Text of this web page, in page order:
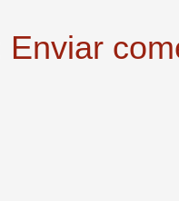
Enviar